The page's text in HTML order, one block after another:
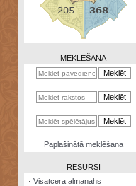
Zināšanu
kalkulators
Nomētātās
MEKLĒŠANA
Paplašinātā meklēšana
RESURSI
· Visatcera almanahs